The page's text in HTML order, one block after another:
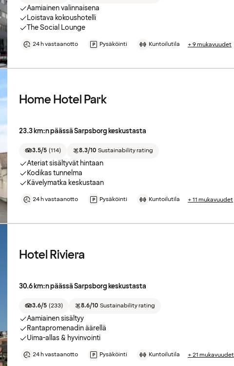
Aamiainen valinnaisena
Loistava kokoushotelli
The Social Lounge
24 h vastaanotto Pysäköinti Kuntoilutila + 9 mukavuudet
Home Hotel Park
23.3 km:n päässä Sarpsborg keskustasta
3.5/5 (114) 8.3/10 Sustainability rating
Ateriat sisältyvät hintaan
Kodikas tunnelma
Kävelymatka keskustaan
24 h vastaanotto Pysäköinti Kuntoilutila + 11 mukavuudet
Hotel Riviera
30.6 km:n päässä Sarpsborg keskustasta
3.6/5 (233) 8.6/10 Sustainability rating
Aamiainen sisältyy
Rantapromenadin äärellä
Uima-allas & hyvinvointi
24 h vastaanotto Pysäköinti Kuntoilutila + 21 mukavuudet